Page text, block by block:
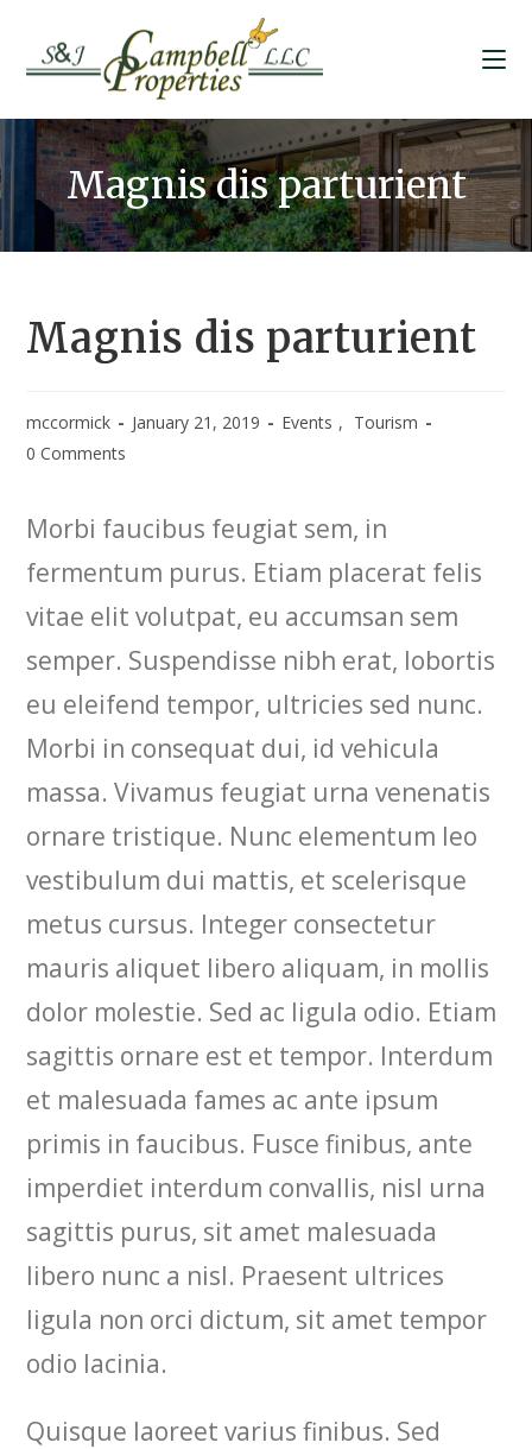
content
Magnis dis parturient
Magnis dis parturient
mccormick January 21, 2019 Events , Tourism
0 Comments
Morbi faucibus feugiat sem, in
fermentum purus. Etiam placerat felis
vitae elit volutpat, eu accumsan sem
semper. Suspendisse nibh erat, lobortis
eu eleifend tempor, ultricies sed nunc.
Morbi in consequat dui, id vehicula
massa. Vivamus feugiat urna venenatis
ornare tristique. Nunc elementum leo
vestibulum dui mattis, et scelerisque
metus cursus. Integer consectetur
mauris aliquet libero aliquam, in mollis
dolor molestie. Sed ac ligula odio. Etiam
sagittis ornare est et tempor. Interdum
et malesuada fames ac ante ipsum
primis in faucibus. Fusce finibus, ante
imperdiet interdum convallis, nisl urna
sagittis purus, sit amet malesuada
libero nunc a nisl. Praesent ultrices
ligula non orci dictum, sit amet tempor
odio lacinia.
Quisque laoreet varius finibus. Sed